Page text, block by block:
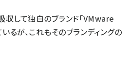
して独自のブランド「VMware
るが、これもそのブランディングの